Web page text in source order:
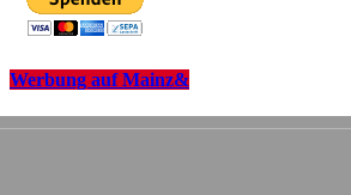
Werbung auf Mainz&